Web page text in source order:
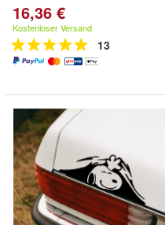
16,36 €
Kostenloser Versand
13